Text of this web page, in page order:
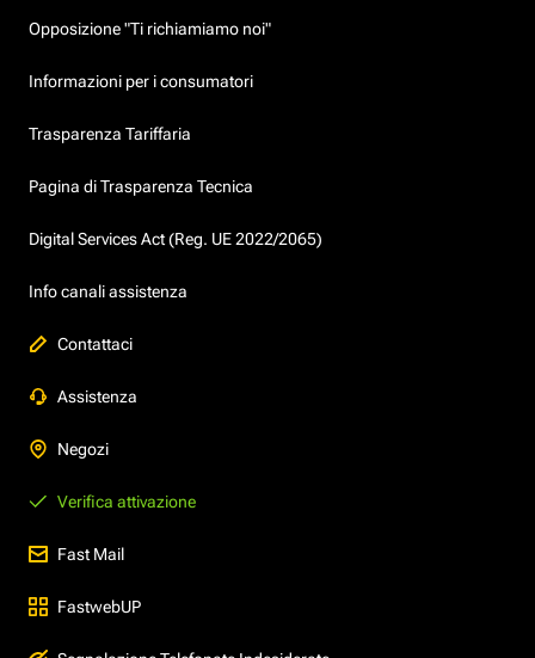
Opposizione "Ti richiamiamo noi"
Informazioni per i consumatori
Trasparenza Tariffaria
Pagina di Trasparenza Tecnica
Digital Services Act (Reg. UE 2022/2065)
Info canali assistenza
Contattaci
Assistenza
Negozi
Verifica attivazione
Fast Mail
FastwebUP